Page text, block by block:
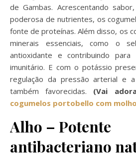
de Gambas. Acrescentando
poderosa de nutrientes, os
fonte de proteínas. Além disso, os
minerais essenciais, como o
antioxidante e contribuindo
imunitário. E com o potássio
regulação da pressão arterial e
também favorecidas. (Vai
cogumelos portobello com
Alho – Potente
antibacteriano